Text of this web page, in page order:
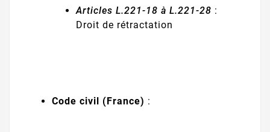
Articles L.221-18 à L.221-28 :
Droit de rétractation
Code civil (France) :